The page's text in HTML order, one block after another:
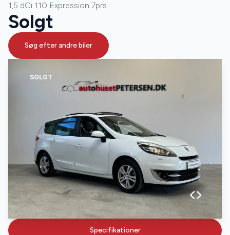
SOLGT
Specifikationer
1,5 dCi 110 Expression 7prs
Solgt
Søg efter andre biler